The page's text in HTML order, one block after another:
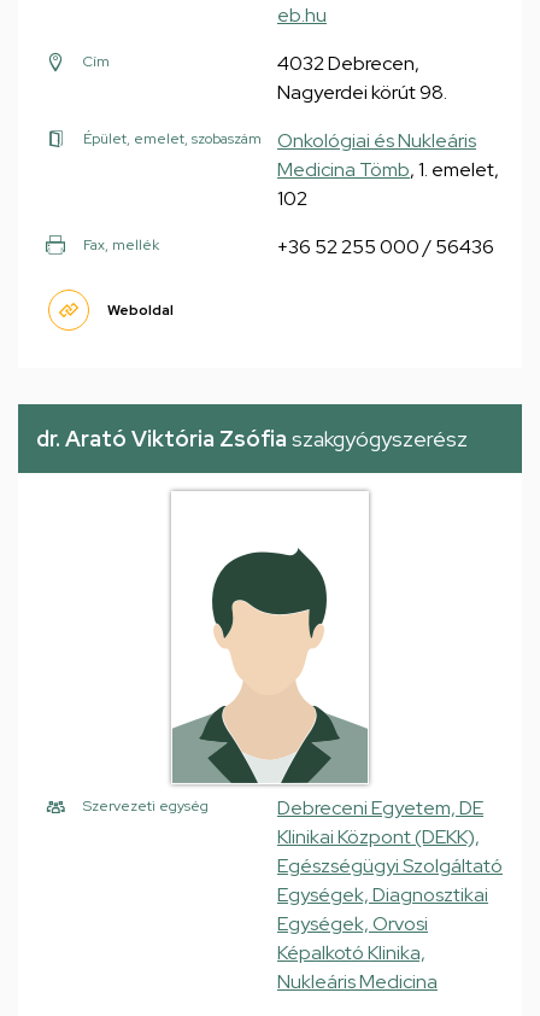
eb.hu
Cím
4032 Debrecen,
Nagyerdei körút 98.
Épület, emelet, szobaszám
Onkológiai és Nukleáris
Medicina Tömb, 1. emelet,
102
Fax, mellék +36 52 255 000 / 56436
Weboldal
dr. Arató Viktória Zsófia szakgyógyszerész
Szervezeti egység
Debreceni Egyetem, DE
Klinikai Központ (DEKK),
Egészségügyi Szolgáltató
Egységek, Diagnosztikai
Egységek, Orvosi
Képalkotó Klinika,
Nukleáris Medicina